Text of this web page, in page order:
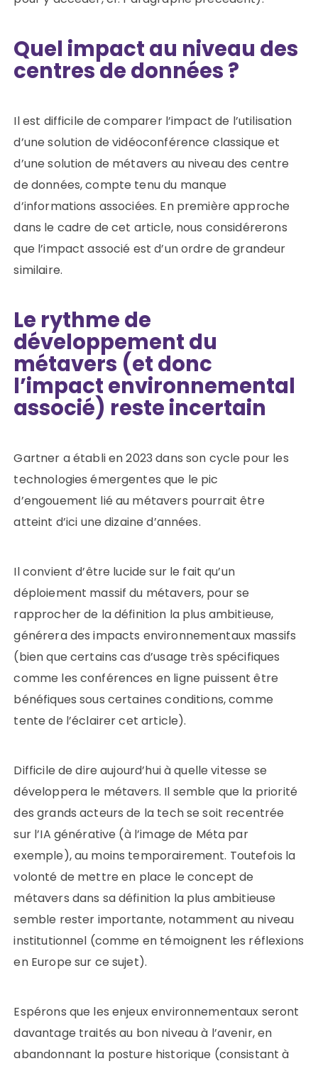
Quel impact au niveau des
centres de données ?
Il est difficile de comparer l’impact de l’utilisation
d’une solution de vidéoconférence classique et
d’une solution de métavers au niveau des centre
de données, compte tenu du manque
d’informations associées. En première approche
dans le cadre de cet article, nous considérerons
que l’impact associé est d’un ordre de grandeur
similaire.
Le rythme de
développement du
métavers (et donc
l’impact environnemental
associé) reste incertain
Gartner a établi en 2023 dans son cycle pour les
technologies émergentes que le pic
d’engouement lié au métavers pourrait être
atteint d’ici une dizaine d’années.
Il convient d’être lucide sur le fait qu’un
déploiement massif du métavers, pour se
rapprocher de la définition la plus ambitieuse,
générera des impacts environnementaux massifs
(bien que certains cas d’usage très spécifiques
comme les conférences en ligne puissent être
bénéfiques sous certaines conditions, comme
tente de l’éclairer cet article).
Difficile de dire aujourd’hui à quelle vitesse se
développera le métavers. Il semble que la priorité
des grands acteurs de la tech se soit recentrée
sur l’IA générative (à l’image de Méta par
exemple), au moins temporairement. Toutefois la
volonté de mettre en place le concept de
métavers dans sa définition la plus ambitieuse
semble rester importante, notamment au niveau
institutionnel (comme en témoignent les réflexions
en Europe sur ce sujet).
Espérons que les enjeux environnementaux seront
davantage traités au bon niveau à l’avenir, en
abandonnant la posture historique (consistant à